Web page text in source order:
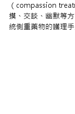
（compassion
摸、交談、幽默等
統側重藥物的護理手